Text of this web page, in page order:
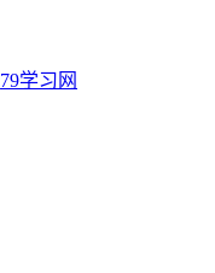
79学习网